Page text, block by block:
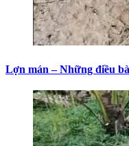
Lợn mán – Những điều